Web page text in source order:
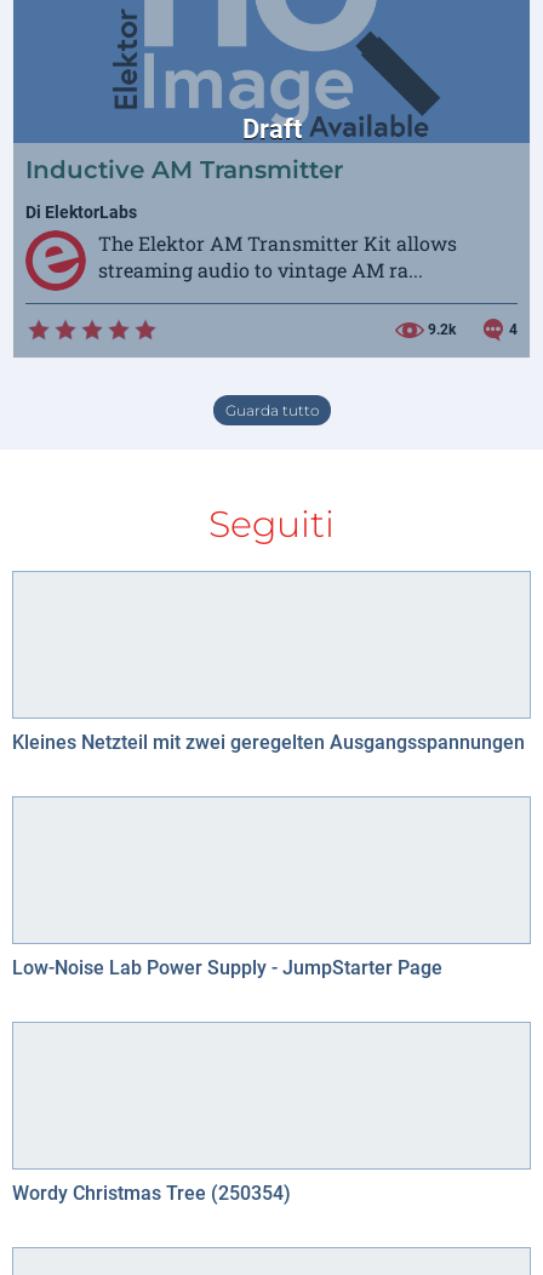
Inductive AM Transmitter
Di ElektorLabs
The Elektor AM Transmitter Kit allows
streaming audio to vintage AM ra...
9.2k 4
Draft
Guarda tutto
Seguiti
Kleines Netzteil mit zwei geregelten Ausgangsspannungen
Low-Noise Lab Power Supply - JumpStarter Page
Wordy Christmas Tree (250354)